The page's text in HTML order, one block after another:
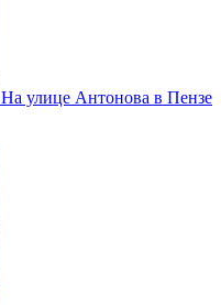
На улице Антонова в Пензе